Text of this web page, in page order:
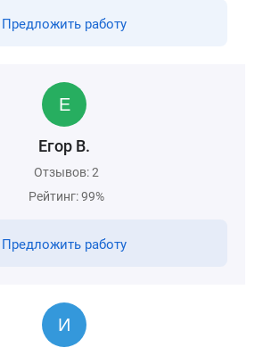
Предложить работу
Егор В.
Отзывов: 2
Рейтинг: 99%
Предложить работу